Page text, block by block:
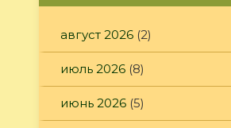
август 2026 (2)
июль 2026 (8)
июнь 2026 (5)